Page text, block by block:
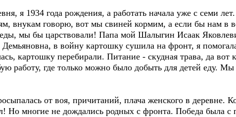
я 1934 года рождения, а работать начала уже с семи
внукам говорю, вот мы свиней кормим, а если бы нам в
еды, мы бы царствовали! Папа мой Шалыгин Исаак
в войну картошку сушила на фронт, я
картошку перебирали. Питание - скудная трава, да вот
работу, где только можно было добыть для детей еду.
от воя, причитаний, плача женского в деревне.
Но многие не дождались родных с фронта. Победа была с